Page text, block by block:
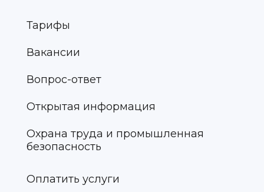
Тарифы
Вакансии
Вопрос-ответ
Открытая информация
Охрана труда и промышленная
безопасность
Оплатить услуги